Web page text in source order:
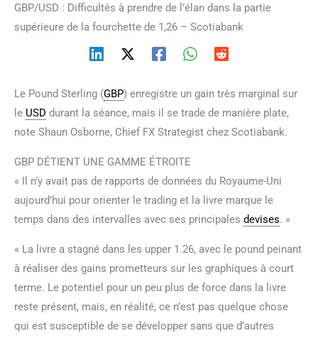
GBP/USD : Difficultés à prendre de l’élan dans la partie
supérieure de la fourchette de 1,26 – Scotiabank
Le Pound Sterling (GBP) enregistre un gain très marginal sur
le USD durant la séance, mais il se trade de manière plate,
note Shaun Osborne, Chief FX Strategist chez Scotiabank.
GBP DÉTIENT UNE GAMME ÉTROITE
« Il n’y avait pas de rapports de données du Royaume-Uni
aujourd’hui pour orienter le trading et la livre marque le
temps dans des intervalles avec ses principales devises. »
« La livre a stagné dans les upper 1.26, avec le pound peinant
à réaliser des gains prometteurs sur les graphiques à court
terme. Le potentiel pour un peu plus de force dans la livre
reste présent, mais, en réalité, ce n’est pas quelque chose
qui est susceptible de se développer sans que d’autres